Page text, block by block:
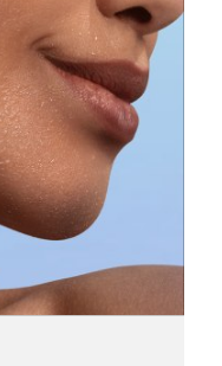
on-the-go
& lips
device
light therapy
for young skin
护理
toothbrush
sonic toothbrush
toothbrush
治疗
预计送达日期2026/8/12
预计送达日期2026/8/14
预计送达日期 2026/8/9
预计送达日期2026/8/13
预计送达日期
预计送达日期